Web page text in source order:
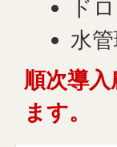
ド
水
順次導
ます。